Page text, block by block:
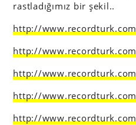
rastladığımız bir şekil..
http://
http://
http://
http://
http://